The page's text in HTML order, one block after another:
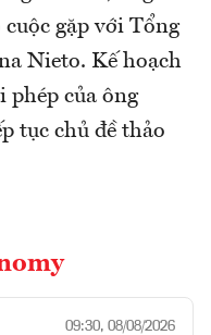
gặp với Tổng
Nieto. Kế hoạch
phép của ông
tục chủ đề thảo
09:30, 08/08/2026